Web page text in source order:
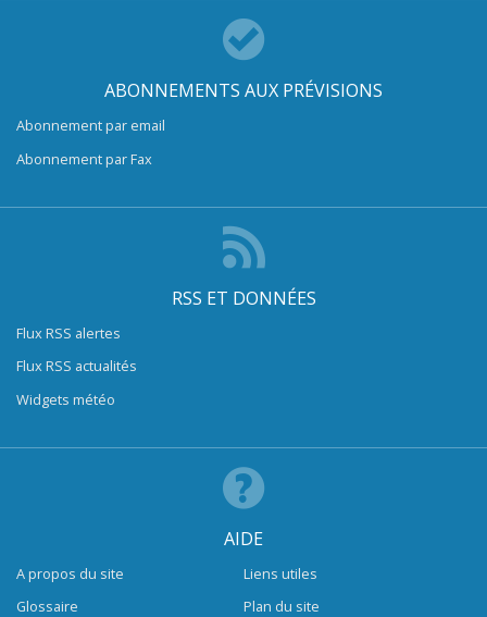
ABONNEMENTS AUX PRÉVISIONS
Abonnement par email
Abonnement par Fax
RSS ET DONNÉES
Flux RSS alertes
Flux RSS actualités
Widgets météo
AIDE
A propos du site
Glossaire
Liens utiles
Plan du site